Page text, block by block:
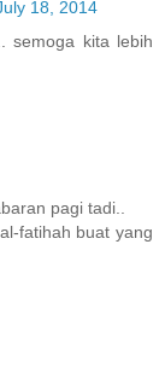
18, 2014
semoga kita lebih
pagi tadi..
fatihah buat yang